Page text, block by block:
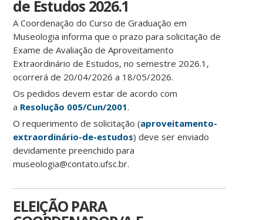
de Estudos 2026.1
A Coordenação do Curso de Graduação em
Museologia informa que o prazo para solicitação de
Exame de Avaliação de Aproveitamento
Extraordinário de Estudos, no semestre 2026.1,
ocorrerá de 20/04/2026 a 18/05/2026.
Os pedidos devem estar de acordo com
a Resolução 005/Cun/2001.
O requerimento de solicitação (aproveitamento-
extraordinário-de-estudos) deve ser enviado
devidamente preenchido para
museologia@contato.ufsc.br.
ELEIÇÃO PARA